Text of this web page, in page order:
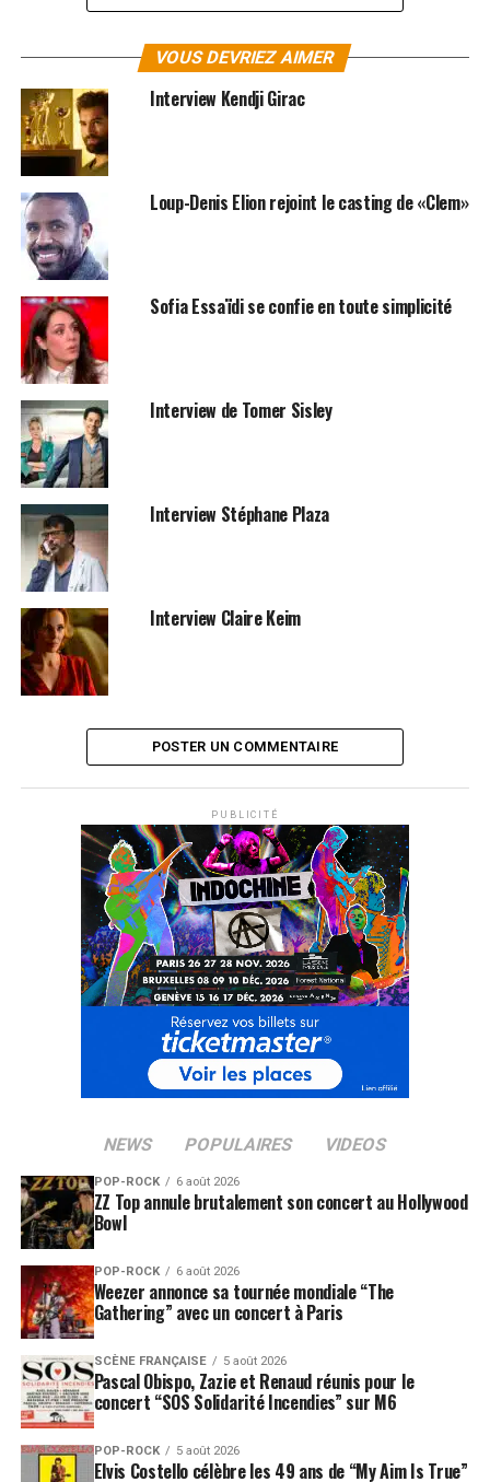
Get the Flash Playerto see this player.
Label : Tôt ou tard
SUJETS ASSOCIÉS:
VOUS DEVRIEZ AIMER
Interview Kendji Girac
Loup-Denis Elion rejoint le casting de «Clem»
Sofia Essaïdi se confie en toute simplicité
Interview de Tomer Sisley
Interview Stéphane Plaza
Interview Claire Keim
POSTER UN COMMENTAIRE
PUBLICITÉ
NEWS POPULAIRES VIDEOS
POP-ROCK 6 août 2026
ZZ Top annule brutalement son concert au Hollywood
Bowl
POP-ROCK 6 août 2026
Weezer annonce sa tournée mondiale “The
Gathering” avec un concert à Paris
SCÈNE FRANÇAISE 5 août 2026
Pascal Obispo, Zazie et Renaud réunis pour le
concert “SOS Solidarité Incendies” sur M6
POP-ROCK 5 août 2026
Elvis Costello célèbre les 49 ans de “My Aim Is True”